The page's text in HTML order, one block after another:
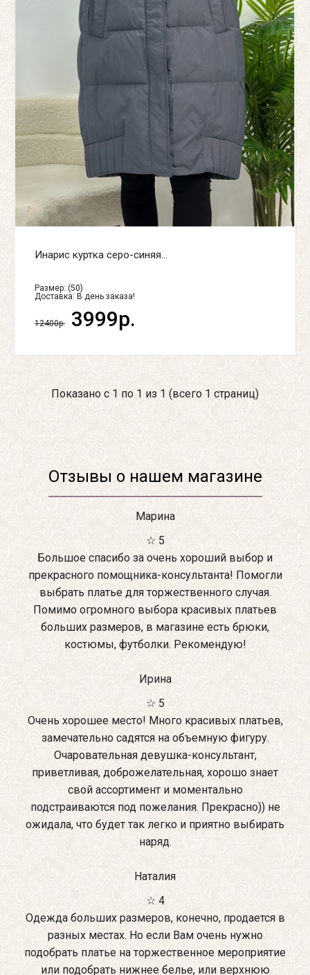
Инарис куртка серо-синяя...
Размер: (50)
Доставка: В день заказа!
12400р. 3999р.
Показано с 1 по 1 из 1 (всего 1 страниц)
Отзывы о нашем магазине
Марина
☆ 5
Большое спасибо за очень хороший выбор и
прекрасного помощника-консультанта! Помогли
выбрать платье для торжественного случая.
Помимо огромного выбора красивых платьев
больших размеров, в магазине есть брюки,
костюмы, футболки. Рекомендую!
Ирина
☆ 5
Очень хорошее место! Много красивых платьев,
замечательно садятся на объемную фигуру.
Очаровательная девушка-консультант,
приветливая, доброжелательная, хорошо знает
свой ассортимент и моментально
подстраиваются под пожелания. Прекрасно)) не
ожидала, что будет так легко и приятно выбирать
наряд.
Наталия
☆ 4
Одежда больших размеров, конечно, продается в
разных местах. Но если Вам очень нужно
подобрать платье на торжественное мероприятие
или подобрать нижнее белье, или верхнюю